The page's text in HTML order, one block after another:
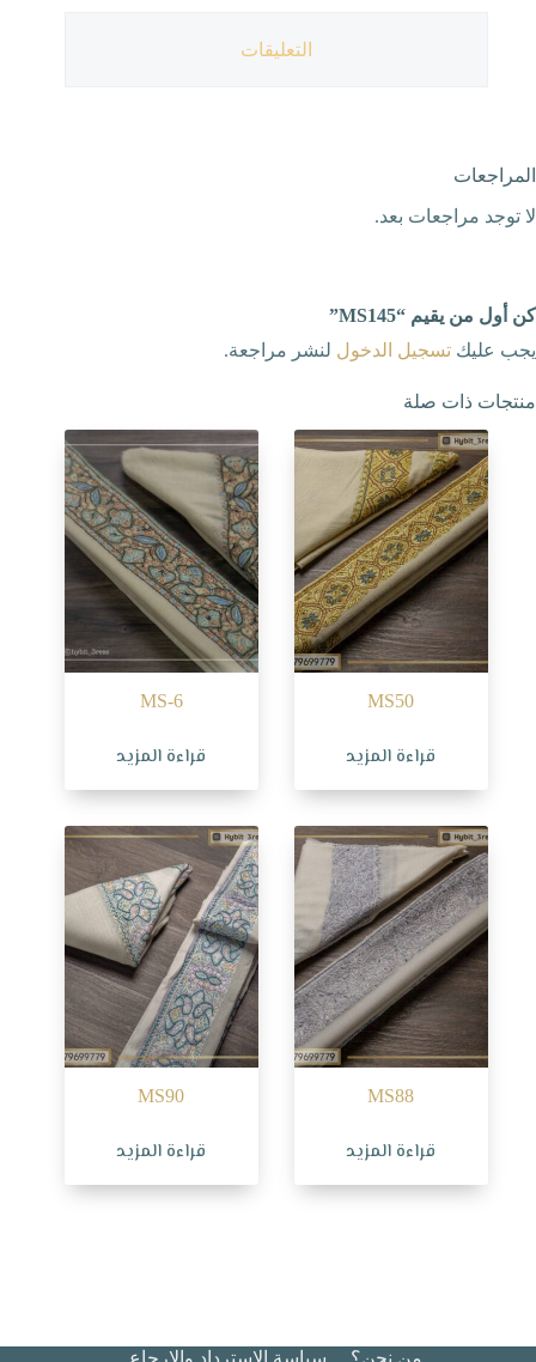
التعليقات
المراجعات
لا توجد مراجعات بعد.
كن أول من يقيم “MS145”
يجب عليك تسجيل الدخول لنشر مراجعة.
منتجات ذات صلة
MS50
قراءة المزيد
MS-6
قراءة المزيد
MS88
قراءة المزيد
MS90
قراءة المزيد
من نحن؟ سياسة الاسترداد والإرجاع